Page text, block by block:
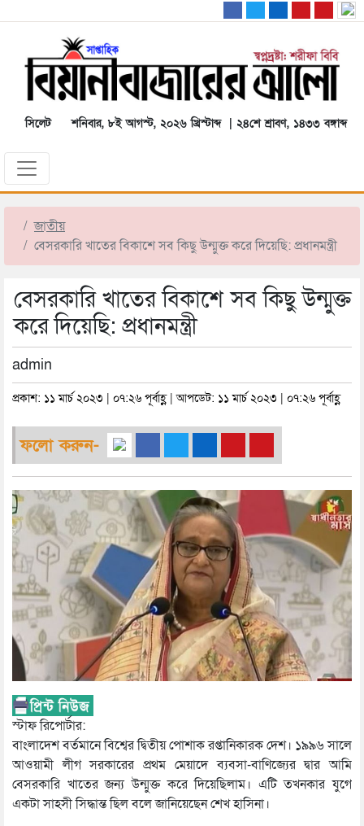
সিলেট শনিবার, ৮ই আগস্ট, ২০২৬ খ্রিস্টাব্দ | ২৪শে শ্রাবণ, ১৪৩৩ বঙ্গাব্দ
জাতীয়
বেসরকারি খাতের বিকাশে সব কিছু উন্মুক্ত করে দিয়েছি: প্রধানমন্ত্রী
বেসরকারি খাতের বিকাশে সব কিছু উন্মুক্ত
করে দিয়েছি: প্রধানমন্ত্রী
admin
প্রকাশ: ১১ মার্চ ২০২৩ | ০৭:২৬ পূর্বাহ্ণ | আপডেট: ১১ মার্চ ২০২৩ | ০৭:২৬ পূর্বাহ্ণ
ফলো করুন-
স্টাফ রিপোর্টার:
বাংলাদেশ বর্তমানে বিশ্বের দ্বিতীয় পোশাক রপ্তানিকারক দেশ। ১৯৯৬ সালে
আওয়ামী লীগ সরকারের প্রথম মেয়াদে ব্যবসা-বাণিজ্যের দ্বার আমি
বেসরকারি খাতের জন্য উন্মুক্ত করে দিয়েছিলাম। এটি তখনকার যুগে
একটা সাহসী সিদ্ধান্ত ছিল বলে জানিয়েছেন শেখ হাসিনা।